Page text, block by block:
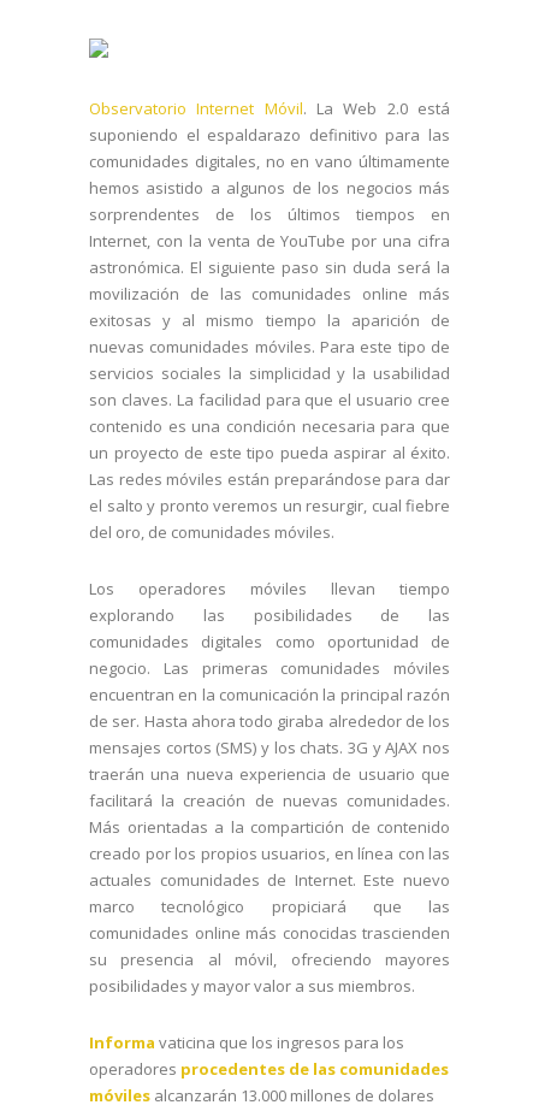
Observatorio Internet Móvil. La Web 2.0 está
suponiendo el espaldarazo definitivo para las
comunidades digitales, no en vano últimamente
hemos asistido a algunos de los negocios más
sorprendentes de los últimos tiempos en
Internet, con la venta de YouTube por una cifra
astronómica. El siguiente paso sin duda será la
movilización de las comunidades online más
exitosas y al mismo tiempo la aparición de
nuevas comunidades móviles. Para este tipo de
servicios sociales la simplicidad y la usabilidad
son claves. La facilidad para que el usuario cree
contenido es una condición necesaria para que
un proyecto de este tipo pueda aspirar al éxito.
Las redes móviles están preparándose para dar
el salto y pronto veremos un resurgir, cual fiebre
del oro, de comunidades móviles.
Los operadores móviles llevan tiempo
explorando las posibilidades de las
comunidades digitales como oportunidad de
negocio. Las primeras comunidades móviles
encuentran en la comunicación la principal razón
de ser. Hasta ahora todo giraba alrededor de los
mensajes cortos (SMS) y los chats. 3G y AJAX nos
traerán una nueva experiencia de usuario que
facilitará la creación de nuevas comunidades.
Más orientadas a la compartición de contenido
creado por los propios usuarios, en línea con las
actuales comunidades de Internet. Este nuevo
marco tecnológico propiciará que las
comunidades online más conocidas trascienden
su presencia al móvil, ofreciendo mayores
posibilidades y mayor valor a sus miembros.
Informa vaticina que los ingresos para los
operadores procedentes de las comunidades
móviles alcanzarán 13.000 millones de dolares